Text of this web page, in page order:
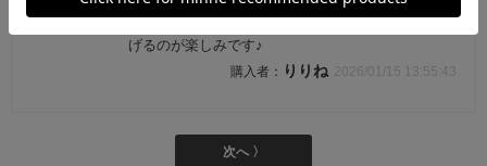
受け取りました。 すぐに発送していただいてあり
げるのが楽しみです♪
りりね 2026/01/15 13:55:43
次へ 〉